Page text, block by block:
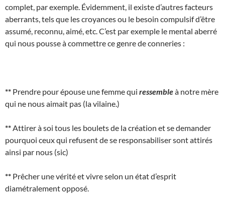
complet, par exemple. Évidemment, il existe d’autres facteurs
aberrants, tels que les croyances ou le besoin compulsif d’être
assumé, reconnu, aimé, etc. C’est par exemple le mental aberré
qui nous pousse à commettre ce genre de conneries :
** Prendre pour épouse une femme qui ressembleà notre mère
qui ne nous aimait pas (la vilaine.)
** Attirer à soi tous les boulets de la création et se demander
pourquoi ceux qui refusent de se responsabiliser sont attirés
ainsi par nous (sic)
** Prêcher une vérité et vivre selon un état d’esprit
diamétralement opposé.